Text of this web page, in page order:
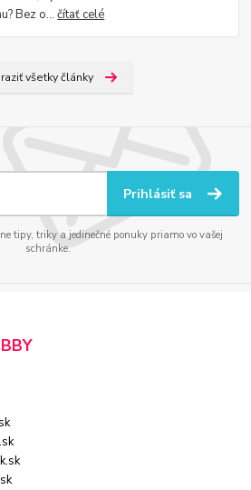
Bez o...čítať celé
všetky články
Prihlásiť sa
tipy, triky a jedinečné ponuky priamo vo vašej
schránke.